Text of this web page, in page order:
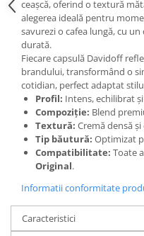
ceașcă, oferind o textură
alegerea ideală pentru
savurezi o cafea lungă, cu
durată.
Fiecare capsulă Davidoff
brandului, transformând o
cotidian, perfect adaptat
Profil: Intens, echilibrat
Compoziție: Blend
Textură: Cremă densă
Tip băutură: Optimizat
Compatibilitate: Toate
Original.
Informatii conformitate
Caracteristici